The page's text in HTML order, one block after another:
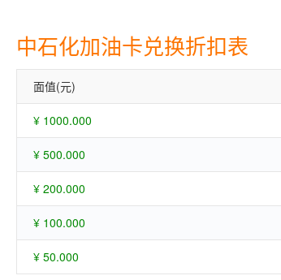
中石化加油卡兑换折扣表
面值(元)
¥ 1000.000
¥ 500.000
¥ 200.000
¥ 100.000
¥ 50.000